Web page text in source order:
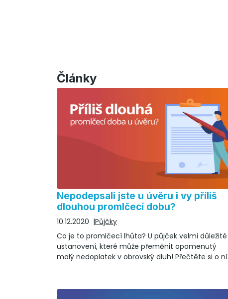
Články
Nepodepsali jste u úvěru i vy příliš
dlouhou promlčecí dobu?
10.12.2020
Půjčky
Co je to promlčecí lhůta? U půjček velmi důležité
ustanovení, které může přeměnit opomenutý
malý nedoplatek v obrovský dluh! Přečtěte si o ní